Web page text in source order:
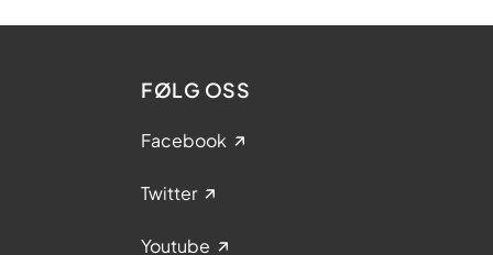
FØLG OSS
Facebook
Twitter
Youtube